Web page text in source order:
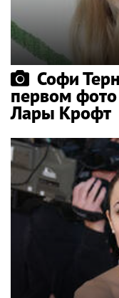
Софи
первом
Лары Крофт